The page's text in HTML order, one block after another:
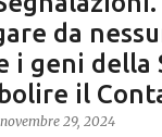
da
i geni della
il
novembre 29, 2024